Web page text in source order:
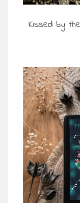
Kissed by